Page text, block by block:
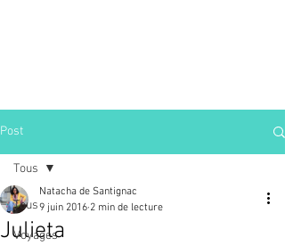
Post
Tous
Voyages
Tous
Julieta
Natacha de Santignac
9 juin 2016 2 min de lecture